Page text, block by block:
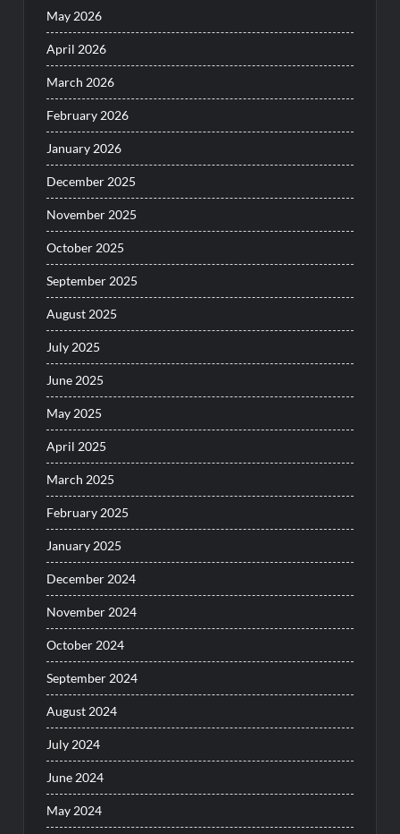
May 2026
April 2026
March 2026
February 2026
January 2026
December 2025
November 2025
October 2025
September 2025
August 2025
July 2025
June 2025
May 2025
April 2025
March 2025
February 2025
January 2025
December 2024
November 2024
October 2024
September 2024
August 2024
July 2024
June 2024
May 2024